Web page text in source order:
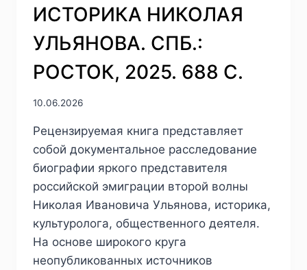
2023.
С.
ИСТОРИКА НИКОЛАЯ
УЛЬЯНОВА. СПБ.:
РОСТОК, 2025. 688 С.
10.06.2026
Рецензируемая книга представляет
собой документальное расследование
биографии яркого представителя
российской эмиграции второй волны
Николая Ивановича Ульянова, историка,
культуролога, общественного деятеля.
На основе широкого круга
неопубликованных источников